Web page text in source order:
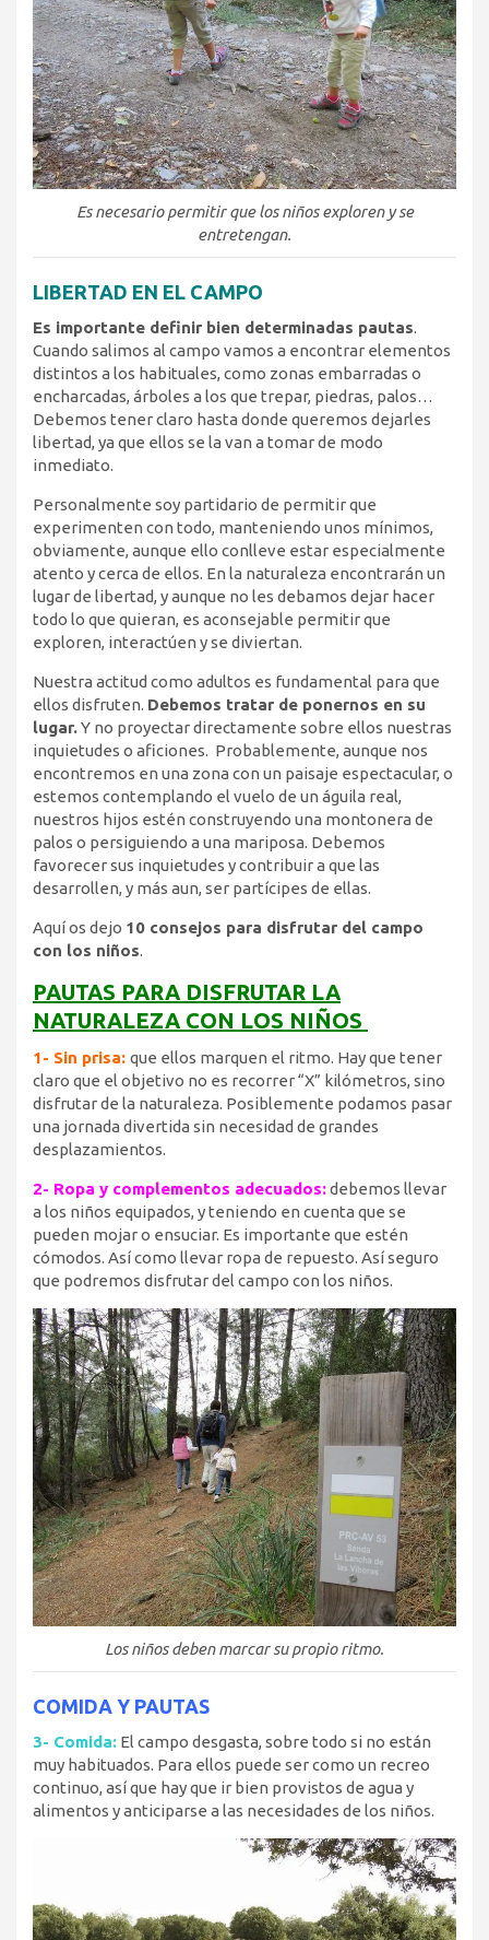
Es necesario permitir que los niños exploren y se
entretengan.
LIBERTAD EN EL CAMPO
Es importante definir bien determinadas pautas.
Cuando salimos al campo vamos a encontrar elementos
distintos a los habituales, como zonas embarradas o
encharcadas, árboles a los que trepar, piedras, palos…
Debemos tener claro hasta donde queremos dejarles
libertad, ya que ellos se la van a tomar de modo
inmediato.
Personalmente soy partidario de permitir que
experimenten con todo, manteniendo unos mínimos,
obviamente, aunque ello conlleve estar especialmente
atento y cerca de ellos. En la naturaleza encontrarán un
lugar de libertad, y aunque no les debamos dejar hacer
todo lo que quieran, es aconsejable permitir que
exploren, interactúen y se diviertan.
Nuestra actitud como adultos es fundamental para que
ellos disfruten. Debemos tratar de ponernos en su
lugar.Y no proyectar directamente sobre ellos nuestras
inquietudes o aficiones. Probablemente, aunque nos
encontremos en una zona con un paisaje espectacular, o
estemos contemplando el vuelo de un águila real,
nuestros hijos estén construyendo una montonera de
palos o persiguiendo a una mariposa. Debemos
favorecer sus inquietudes y contribuir a que las
desarrollen, y más aun, ser partícipes de ellas.
Aquí os dejo 10 consejos para disfrutar del campo
con los niños.
PAUTAS PARA DISFRUTAR LA
NATURALEZA CON LOS NIÑOS
1- Sin prisa: que ellos marquen el ritmo. Hay que tener
claro que el objetivo no es recorrer “X” kilómetros, sino
disfrutar de la naturaleza. Posiblemente podamos pasar
una jornada divertida sin necesidad de grandes
desplazamientos.
2- Ropa y complementos adecuados:debemos llevar
a los niños equipados, y teniendo en cuenta que se
pueden mojar o ensuciar. Es importante que estén
cómodos. Así como llevar ropa de repuesto. Así seguro
que podremos disfrutar del campo con los niños.
Los niños deben marcar su propio ritmo.
COMIDA Y PAUTAS
3- Comida: El campo desgasta, sobre todo si no están
muy habituados. Para ellos puede ser como un recreo
continuo, así que hay que ir bien provistos de agua y
alimentos y anticiparse a las necesidades de los niños.